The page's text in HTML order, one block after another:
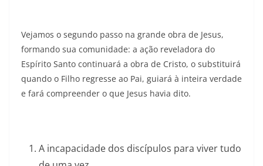
Vejamos o segundo passo na grande obra de Jesus,
formando sua comunidade: a ação reveladora do
Espírito Santo continuará a obra de Cristo, o substituirá
quando o Filho regresse ao Pai, guiará à inteira verdade
e fará compreender o que Jesus havia dito.
A incapacidade dos discípulos para viver tudo